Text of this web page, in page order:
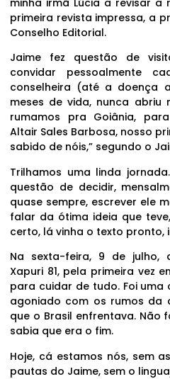
minha irmã Lúcia a revisar a
primeira revista impressa, a
Conselho Editorial.
Jaime fez questão de
convidar pessoalmente
conselheira (até a doença
meses de vida, nunca abriu
rumamos pra Goiânia,
Altair Sales Barbosa, nosso
sabido de nóis,” segundo o
Trilhamos uma linda
questão de decidir,
quase sempre, escrever ele
falar da ótima ideia que
certo, lá vinha o texto pronto,
Na sexta-feira, 9 de julho,
Xapuri 81, pela primeira vez
para cuidar de tudo. Foi uma
agoniado com os rumos da
que o Brasil enfrentava. Não
sabia que era o fim.
Hoje, cá estamos nós, sem
pautas do Jaime, sem o